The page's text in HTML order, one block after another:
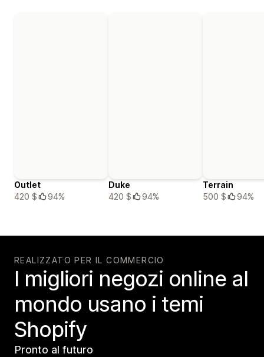
Outlet
420 $
94%
Duke
420 $
94%
Terrain
500 $
94%
REALIZZATO PER IL COMMERCIO
I migliori negozi online al
mondo usano i temi
Shopify
Pronto al futuro